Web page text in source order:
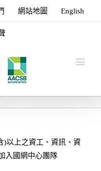
網站地圖 English
)以上之資工、資訊、資
入國網中心團隊